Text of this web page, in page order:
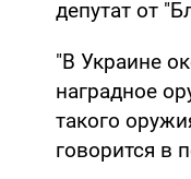
депутат от
"В Украине
наградное
такого
говорится в